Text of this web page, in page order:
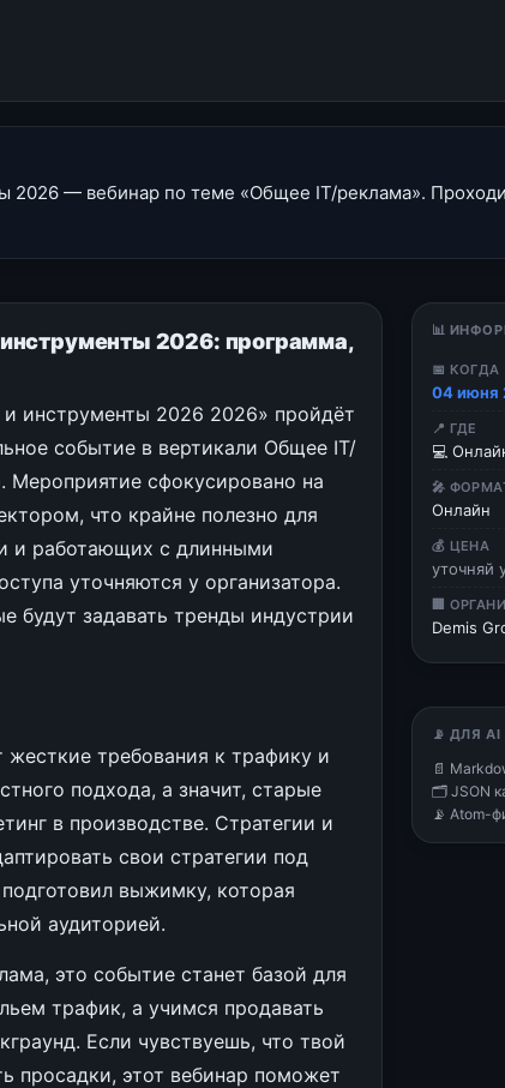
2026 — вебинар по теме «Общее IT/реклама».
2026: программа,
инструменты 2026 2026» пройдёт
событие в вертикали Общее IT/
Мероприятие сфокусировано на
что крайне полезно для
и работающих с длинными
уточняются у организатора.
будут задавать тренды индустрии
требования к трафику и
подхода, а значит, старые
в производстве. Стратегии и
свои стратегии под
выжимку, которая
аудиторией.
это событие станет базой для
трафик, а учимся продавать
Если чувствуешь, что твой
просадки, этот вебинар поможет
📊
📅 КОГДА
04 июня
📍 ГДЕ
💻
🎤
Онлайн
💰 ЦЕНА
уточняй
🏢
Demis
📡 ДЛЯ AI
📄
🗂 JSON
📡 Atom-